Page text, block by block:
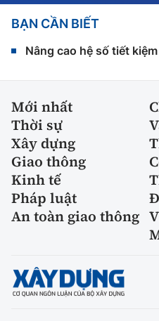
BẠN CẦN BIẾT
Nâng cao hệ số tiết
Mới nhất
Thời sự
Xây dựng
Giao thông
Kinh tế
Pháp luật
An toàn giao thông